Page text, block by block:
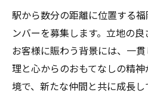
駅から数分の距離に位置する
ンバーを募集します。立地の
お客様に賑わう背景には、一
理と心からのおもてなしの精
境で、新たな仲間と共に成長